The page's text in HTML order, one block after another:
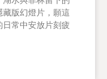
版幻燈片，願這
常中安放片刻疲